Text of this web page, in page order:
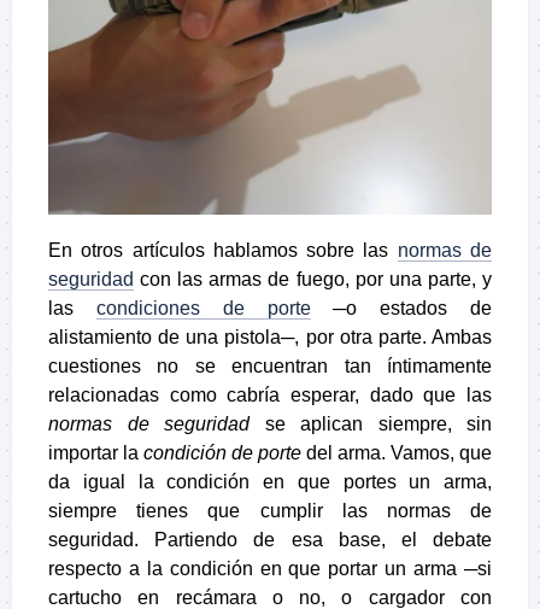
En otros artículos hablamos sobre las normas de
seguridad con las armas de fuego, por una parte, y
las condiciones de porte─o estados de
alistamiento de una pistola─, por otra parte. Ambas
cuestiones no se encuentran tan íntimamente
relacionadas como cabría esperar, dado que las
normas de seguridadse aplican siempre, sin
importar la condición de porte del arma. Vamos, que
da igual la condición en que portes un arma,
siempre tienes que cumplir las normas de
seguridad. Partiendo de esa base, el debate
respecto a la condición en que portar un arma ─si
cartucho en recámara o no, o cargador con